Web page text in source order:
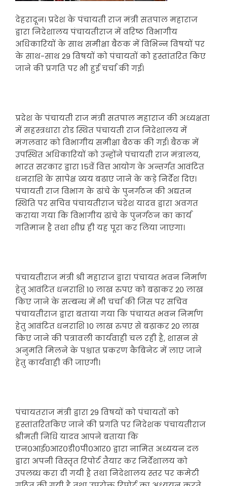
देहरादून। प्रदेश के पंचायती राज मंत्री सतपाल महाराज
द्वारा निदेशालय पंचायतीराज में वरिष्ठ विभागीय
अधिकारियों के साथ समीक्षा बैठक में विभिन्न विषयों पर
के साथ-साथ 29 विषयों को पंचायतों को हस्तांतरित किए
जाने की प्रगति पर भी हुई चर्चा की गई।
प्रदेश के पंचायती राज मंत्री सतपाल महाराज की अध्यक्षता
में सहस्त्रधारा रोड स्थित पंचायती राज निदेशालय में
मंगलवार को विभागीय समीक्षा बैठक की गई। बैठक में
उपस्थित अधिकारियों को उन्होंने पंचायती राज मंत्रालय,
भारत सरकार द्वारा 15वें वित्त आयोग के अन्तर्गत आवंटित
धनराशि के सापेक्ष व्यय बढाए जाने के कड़े निर्देश दिए।
पंचायती राज विभाग के ढांचे के पुनर्गठन की अद्यतन
स्थिति पर सचिव पंचायतीराज चंद्रेश यादव द्वारा अवगत
कराया गया कि विभागीय ढांचे के पुनर्गठन का कार्य
गतिमान है तथा शीघ्र ही यह पूरा कर लिया जाएगा।
पंचायतीराज मंत्री श्री महाराज द्वारा पंचायत भवन निर्माण
हेतु आवंटित धनराशि 10 लाख रुपए को बढ़ाकर 20 लाख
किए जाने के सम्बन्ध में भी चर्चा की जिस पर सचिव
पंचायतीराज द्वारा बताया गया कि पंचायत भवन निर्माण
हेतु आवंटित धनराशि 10 लाख रुपए से बढ़ाकर 20 लाख
किए जाने की पत्रावली कार्यवाही चल रही है, शासन से
अनुमति मिलने के पश्चात प्रकरण कैबिनेट में लाए जाने
हेतु कार्यवाही की जाएगी।
पंचायतराज मंत्री द्वारा 29 विषयों को पंचायतों को
हस्तांतरितकिए जाने की प्रगति पर निदेशक पंचायतीराज
श्रीमती निधि यादव आपने बताया कि
एन०आई०आर०डी०पी०आर० द्वारा नामित अध्ययन दल
द्वारा अपनी विस्तृत रिपोर्ट तैयार कर निर्देशालय को
उपलब्ध करा दी गयी है तथा निदेशालय स्तर पर कमेटी